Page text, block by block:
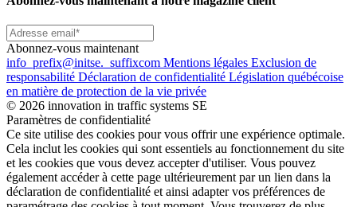
Abonnez-vous maintenant
info _prefix@initse. _suffixcom Mentions légales Exclusion de
responsabilité Déclaration de confidentialité Législation québécoise
en matière de protection de la vie privée
© 2026 innovation in traffic systems SE
Paramètres de confidentialité
Ce site utilise des cookies pour vous offrir une expérience optimale.
Cela inclut les cookies qui sont essentiels au fonctionnement du site
et les cookies que vous devez accepter d'utiliser. Vous pouvez
également accéder à cette page ultérieurement par un lien dans la
déclaration de confidentialité et ainsi adapter vos préférences de